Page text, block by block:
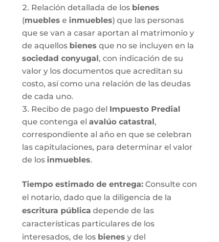
Relación detallada de los bienes
(muebles e inmuebles) que las personas
que se van a casar aportan al matrimonio y
de aquellos bienes que no se incluyen en la
sociedad conyugal, con indicación de su
valor y los documentos que acreditan su
costo, así como una relación de las deudas
de cada uno.
Recibo de pago del Impuesto Predial
que contenga el avalúo catastral,
correspondiente al año en que se celebran
las capitulaciones, para determinar el valor
de los inmuebles.
Tiempo estimado de entrega:Consulte con
el notario, dado que la diligencia de la
escritura pública depende de las
características particulares de los
interesados, de los bienes y del